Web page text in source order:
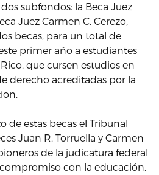
subfondos: la Beca Juez
Juez Carmen C. Cerezo,
becas, para un total de
primer año a estudiantes
que cursen estudios en
derecho acreditadas por la
de estas becas el Tribunal
Juan R. Torruella y Carmen
de la judicatura federal
con la educación.